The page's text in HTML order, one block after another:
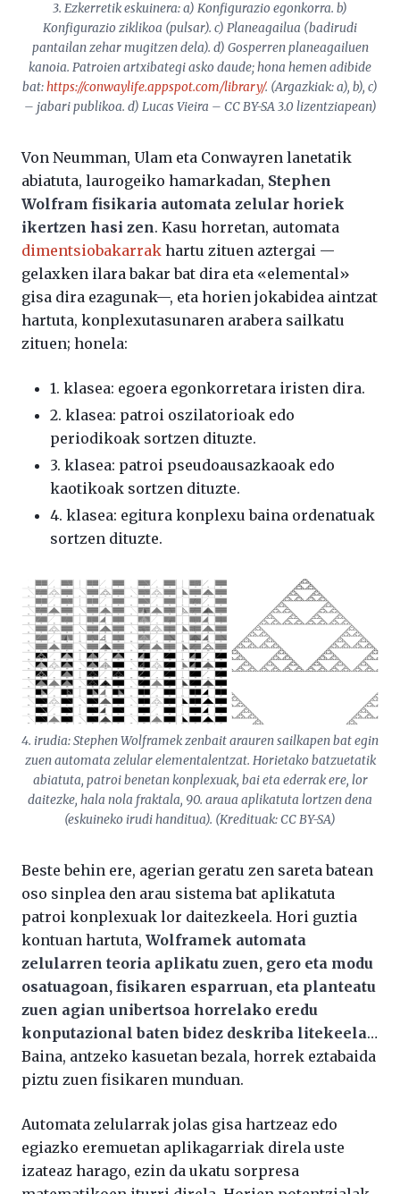
3. Ezkerretik eskuinera: a) Konfigurazio egonkorra. b)
Konfigurazio ziklikoa (pulsar). c) Planeagailua (badirudi
pantailan zehar mugitzen dela). d) Gosperren planeagailuen
kanoia. Patroien artxibategi asko daude; hona hemen adibide
bat:https://conwaylife.appspot.com/library/. (Argazkiak: a), b), c)
– jabari publikoa. d) Lucas Vieira – CC BY-SA 3.0 lizentziapean)
Von Neumman, Ulam eta Conwayren lanetatik
abiatuta, laurogeiko hamarkadan, Stephen
Wolfram fisikaria automata zelular horiek
ikertzen hasi zen. Kasu horretan, automata
dimentsiobakarrak hartu zituen aztergai —
gelaxken ilara bakar bat dira eta «elemental»
gisa dira ezagunak—, eta horien jokabidea aintzat
hartuta, konplexutasunaren arabera sailkatu
zituen; honela:
1. klasea: egoera egonkorretara iristen dira.
2. klasea: patroi oszilatorioak edo
periodikoak sortzen dituzte.
3. klasea: patroi pseudoausazkaoak edo
kaotikoak sortzen dituzte.
4. klasea: egitura konplexu baina ordenatuak
sortzen dituzte.
4. irudia: Stephen Wolframek zenbait arauren sailkapen bat egin
zuen automata zelular elementalentzat. Horietako batzuetatik
abiatuta, patroi benetan konplexuak, bai eta ederrak ere, lor
daitezke, hala nola fraktala, 90. araua aplikatuta lortzen dena
(eskuineko irudi handitua). (Kredituak: CC BY-SA)
Beste behin ere, agerian geratu zen sareta batean
oso sinplea den arau sistema bat aplikatuta
patroi konplexuak lor daitezkeela. Hori guztia
kontuan hartuta, Wolframek automata
zelularren teoria aplikatu zuen, gero eta modu
osatuagoan, fisikaren esparruan, eta planteatu
zuen agian unibertsoa horrelako eredu
konputazional baten bidez deskriba litekeela…
Baina, antzeko kasuetan bezala, horrek eztabaida
piztu zuen fisikaren munduan.
Automata zelularrak jolas gisa hartzeaz edo
egiazko eremuetan aplikagarriak direla uste
izateaz harago, ezin da ukatu sorpresa